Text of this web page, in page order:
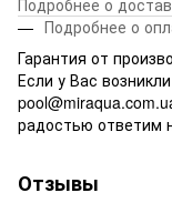
Подробнее о
Гарантия от
Если у Вас
радостью ответим
Отзывы